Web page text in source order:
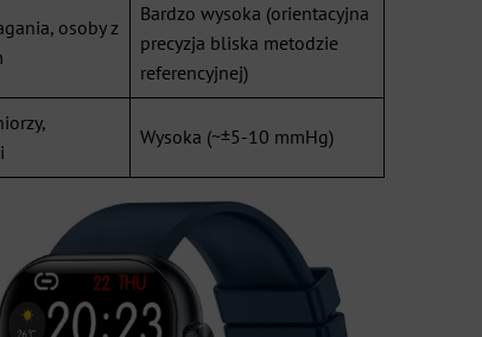
osoby z
Bardzo wysoka (orientacyjna
precyzja bliska metodzie
referencyjnej)
Wysoka (~±5-10 mmHg)